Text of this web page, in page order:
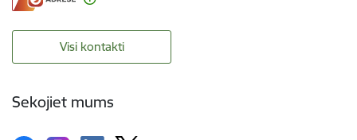
Visi kontakti
Sekojiet mums